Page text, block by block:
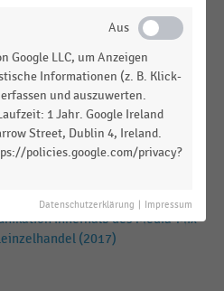
EINZELHANDEL |STATISTIK
EINZELHANDEL
die Nichtbesetzung von Stellen
(2026)
für die
innerhalb des Media-Mix
(2017)
Google LLC, um Anzeigen
Informationen (z. B. Klick-
und auszuwerten.
1 Jahr. Google Ireland
Street, Dublin 4, Ireland.
policies.google.com/privacy?
Datenschutzerklärung Impressum